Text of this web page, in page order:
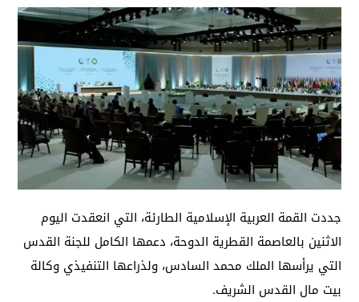
جددت القمة العربية الإسلامية الطارئة، التي انعقدت اليوم
الاثنين بالعاصمة القطرية الدوحة، دعمها الكامل للجنة القدس
التي يرأسها الملك محمد السادس، ولذراعها التنفيذي وكالة
بيت مال القدس الشريف.